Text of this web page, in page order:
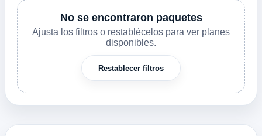
No se encontraron paquetes
Ajusta los filtros o restablécelos para ver planes
disponibles.
Restablecer filtros